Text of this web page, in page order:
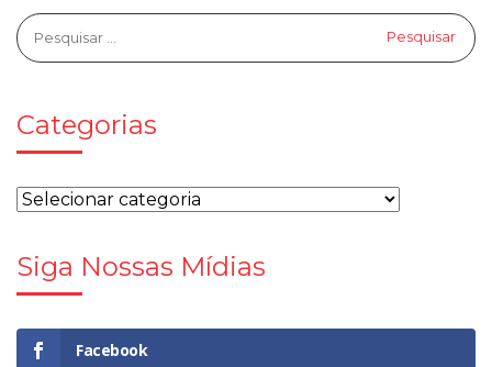
Categorias
Siga Nossas Mídias
Facebook